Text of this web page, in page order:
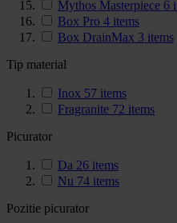
Mythos Masterpiece 6
Box Pro 4 items
Box DrainMax 3 items
Tip material
Inox 57 items
Fragranite 72 items
Picurator
Da 26 items
Nu 74 items
Pozitie picurator